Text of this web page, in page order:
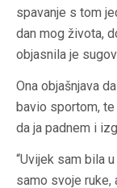
spavanje s tom
dan mog života,
objasnila je
Ona objašnjava
bavio sportom,
da ja padnem i
“Uvijek sam bila
samo svoje